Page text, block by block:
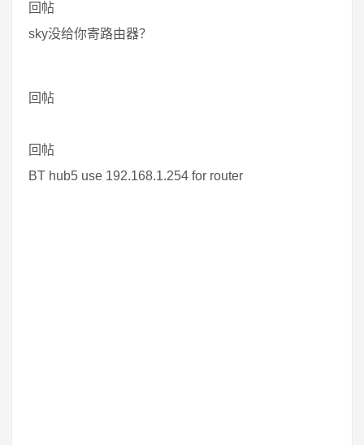
回帖
sky没给你寄路由器？
回帖
回帖
BT hub5 use 192.168.1.254 for router